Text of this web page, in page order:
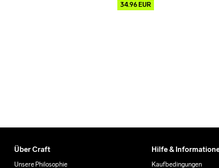
34.96EUR
Über Craft
Unsere Philosophie
Hilfe &
Kaufbedingungen